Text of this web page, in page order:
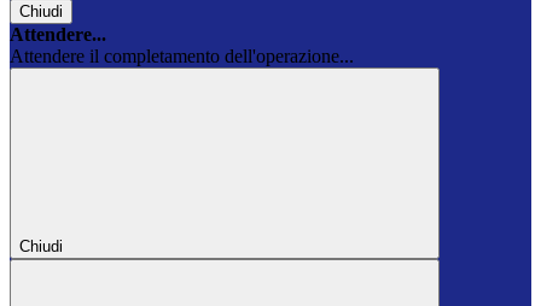
Chiudi
Attendere...
Attendere il completamento dell'operazione...
Chiudi